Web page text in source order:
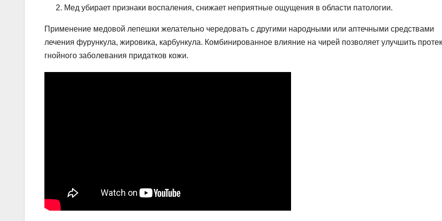
Мед убирает признаки воспаления, снижает неприятные ощущения в области патологии.
Применение медовой лепешки желательно чередовать с другими народными или аптечными средствами
лечения фурункула, жировика, карбункула. Комбинированное влияние на чирей позволяет улучшить
гнойного заболевания придатков кожи.